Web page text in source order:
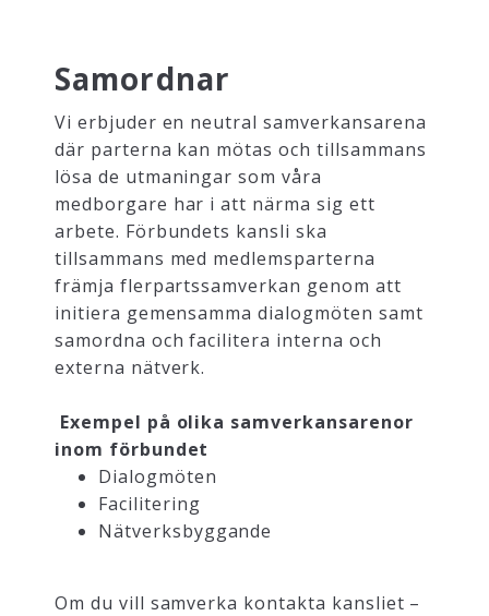
Samordnar
Vi erbjuder en neutral samverkansarena
där parterna kan mötas och tillsammans
lösa de utmaningar som våra
medborgare har i att närma sig ett
arbete. Förbundets kansli ska
tillsammans med medlemsparterna
främja flerpartssamverkan genom att
initiera gemensamma dialogmöten samt
samordna och facilitera interna och
externa nätverk.
Exempel på olika samverkansarenor
inom förbundet
Dialogmöten
Facilitering
Nätverksbyggande
Om du vill samverka kontakta kansliet –